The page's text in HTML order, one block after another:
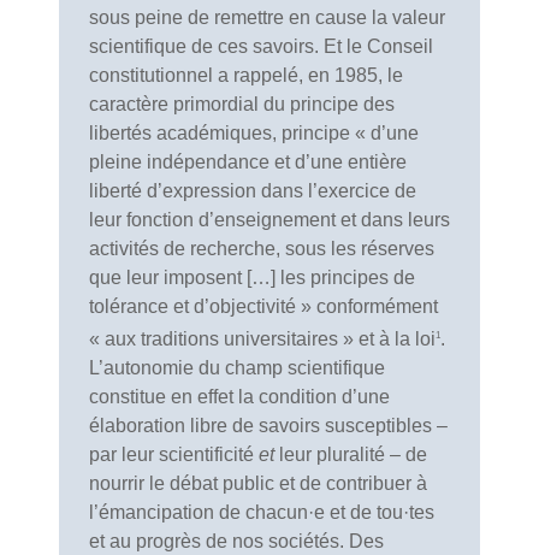
sous peine de remettre en cause la valeur
scientifique de ces savoirs. Et le Conseil
constitutionnel a rappelé, en 1985, le
caractère primordial du principe des
libertés académiques, principe « d’une
pleine indépendance et d’une entière
liberté d’expression dans l’exercice de
leur fonction d’enseignement et dans leurs
activités de recherche, sous les réserves
que leur imposent […] les principes de
tolérance et d’objectivité » conformément
« aux traditions universitaires » et à la loi 1 .
L’autonomie du champ scientifique
constitue en effet la condition d’une
élaboration libre de savoirs susceptibles –
par leur scientificité etleur pluralité – de
nourrir le débat public et de contribuer à
l’émancipation de chacun·e et de tou·tes
et au progrès de nos sociétés. Des